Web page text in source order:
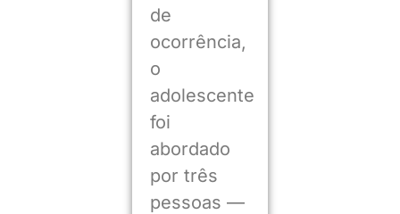
de
ocorrência,
o
adolescente
foi
abordado
por três
pessoas —